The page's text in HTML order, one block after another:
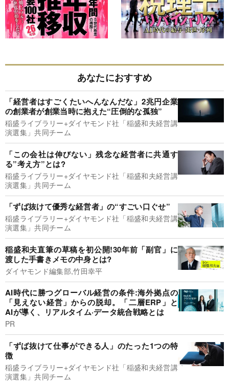
あなたにおすすめ
「経営者はすごくたいへんなんだな」2兆円企業
の創業者が創業当時に抱えた“圧倒的な孤独”
稲盛ライブラリー+ダイヤモンド社「稲盛和夫経営講
演選集」共同チーム
「この会社は伸びない」残念な経営者に共通す
る”考え方”とは?
稲盛ライブラリー+ダイヤモンド社「稲盛和夫経営講
演選集」共同チーム
「ずば抜けて優秀な経営者」の“すごい口ぐせ”
稲盛ライブラリー+ダイヤモンド社「稲盛和夫経営講
演選集」共同チーム
稲盛和夫直筆の草稿を初公開!30年前「副官」に
渡した手書きメモの中身とは?
ダイヤモンド編集部,竹田幸平
AI時代に勝つグローバル経営の条件:海外拠点の
「見えない経営」からの脱却。「二層ERP」と
AIが導く、リアルタイム·データ統合戦略とは
PR
「ずば抜けて仕事ができる人」のたった1つの特
徴
稲盛ライブラリー+ダイヤモンド社「稲盛和夫経営講
演選集」共同チーム